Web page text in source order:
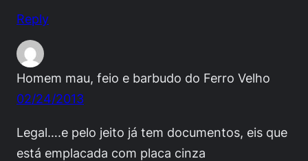
Reply
Homem mau, feio e barbudo do Ferro Velho
02/24/2013
Legal….e pelo jeito já tem documentos, eis que
está emplacada com placa cinza